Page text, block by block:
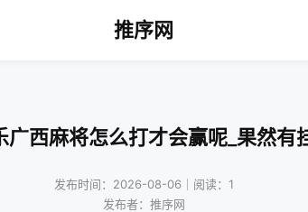
推序网
广西麻将怎么打才会赢呢_果然有
发布时间：2026-08-06｜阅读：1
发布者：推序网